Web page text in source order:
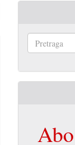
Abo